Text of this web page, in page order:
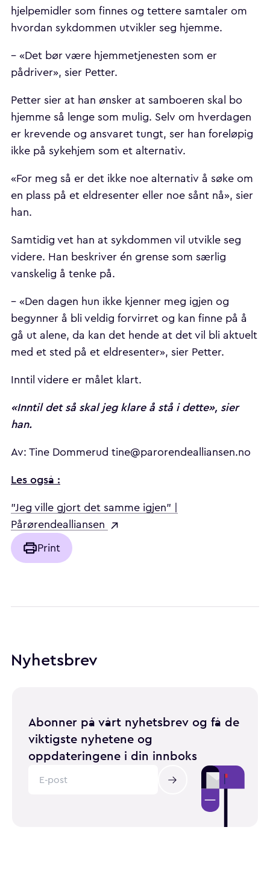
hjelpemidler som finnes og tettere samtaler om
hvordan sykdommen utvikler seg hjemme.
– «Det bør være hjemmetjenesten som er
pådriver», sier Petter.
Petter sier at han ønsker at samboeren skal bo
hjemme så lenge som mulig. Selv om hverdagen
er krevende og ansvaret tungt, ser han foreløpig
ikke på sykehjem som et alternativ.
«For meg så er det ikke noe alternativ å søke om
en plass på et eldresenter eller noe sånt nå», sier
han.
Samtidig vet han at sykdommen vil utvikle seg
videre. Han beskriver én grense som særlig
vanskelig å tenke på.
– «Den dagen hun ikke kjenner meg igjen og
begynner å bli veldig forvirret og kan finne på å
gå ut alene, da kan det hende at det vil bli aktuelt
med et sted på et eldresenter», sier Petter.
Inntil videre er målet klart.
«Inntil det så skal jeg klare å stå i dette», sier
han.
Av: Tine Dommerud tine@parorendealliansen.no
Les også :
"Jeg ville gjort det samme igjen" |
Pårørendealliansen
Print
Nyhetsbrev
Abonner på vårt nyhetsbrev og få de
viktigste nyhetene og
oppdateringene i din innboks